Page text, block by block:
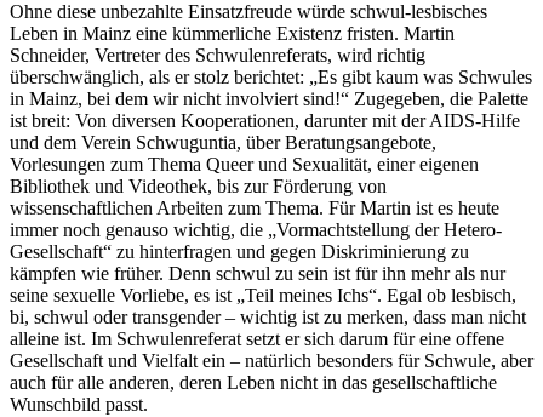
Ohne diese unbezahlte Einsatzfreude würde schwul-lesbisches
Leben in Mainz eine kümmerliche Existenz fristen. Martin
Schneider, Vertreter des Schwulenreferats, wird richtig
überschwänglich, als er stolz berichtet: „Es gibt kaum was Schwules
in Mainz, bei dem wir nicht involviert sind!“ Zugegeben, die Palette
ist breit: Von diversen Kooperationen, darunter mit der AIDS-Hilfe
und dem Verein Schwuguntia, über Beratungsangebote,
Vorlesungen zum Thema Queer und Sexualität, einer eigenen
Bibliothek und Videothek, bis zur Förderung von
wissenschaftlichen Arbeiten zum Thema. Für Martin ist es heute
immer noch genauso wichtig, die „Vormachtstellung der Hetero-
Gesellschaft“ zu hinterfragen und gegen Diskriminierung zu
kämpfen wie früher. Denn schwul zu sein ist für ihn mehr als nur
seine sexuelle Vorliebe, es ist „Teil meines Ichs“. Egal ob lesbisch,
bi, schwul oder transgender – wichtig ist zu merken, dass man nicht
alleine ist. Im Schwulenreferat setzt er sich darum für eine offene
Gesellschaft und Vielfalt ein – natürlich besonders für Schwule, aber
auch für alle anderen, deren Leben nicht in das gesellschaftliche
Wunschbild passt.